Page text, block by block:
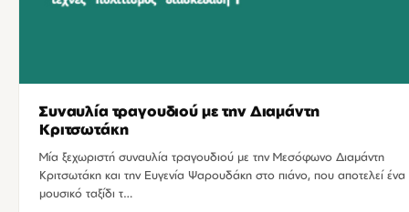
Συναυλία τραγουδιού με την Διαμάντη
Κριτσωτάκη
Μία ξεχωριστή συναυλία τραγουδιού με την Μεσόφωνο Διαμάντη
Κριτσωτάκη και την Ευγενία Ψαρουδάκη στο πιάνο, που αποτελεί ένα
μουσικό ταξίδι τ…